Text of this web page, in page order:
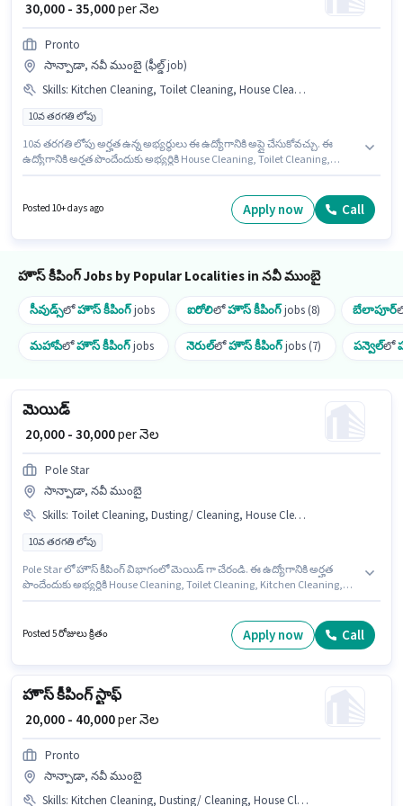
₹ 30,000 - 35,000per నెల
Pronto
సాన్పాడా, నవీ ముంబై (ఫీల్డ్ job)
Skills: Kitchen Cleaning, Toilet Cleaning, House Cleaning, Room/bed Making, Dusting/ Cleaning
10వ తరగతి లోపు
10వ తరగతి లోపు అర్హత ఉన్న అభ్యర్థులు ఈ ఉద్యోగానికి అప్లై చేసుకోవచ్చు. ఈ
ఉద్యోగానికి అర్హత పొందేందుకు అభ్యర్థికి House Cleaning, Toilet Cleaning,
అనుకూలంగా ఉంటుంది. మీరు నెలకు ₹35000 వరకు సంపాదించవచ్చు. అదనపు
Insurance, Medical Benefits లు ఉద్యోగ స్థాయి మరియు కంపెనీ పాలసీలపై
Posted 10+ days ago Apply now Call
హౌస్ కీపింగ్ Jobs by Popular Localities in నవీ ముంబై
సీవుడ్స్లోహౌస్ కీపింగ్jobs ఐరోలిలోహౌస్ కీపింగ్jobs (8) బేలాపూర్
మహాపేలోహౌస్ కీపింగ్jobs నెరుల్లోహౌస్ కీపింగ్jobs (7) పన్వెల్లో
మెయిడ్
₹ 20,000 - 30,000per నెల
Pole Star
సాన్పాడా, నవీ ముంబై
Skills: Toilet Cleaning, Dusting/ Cleaning, House Cleaning, Kitchen Cleaning
10వ తరగతి లోపు
Pole Star లో హౌస్ కీపింగ్ విభాగంలో మెయిడ్ గా చేరండి. ఈ ఉద్యోగానికి అర్హత
పొందేందుకు అభ్యర్థికి House Cleaning, Toilet Cleaning, Kitchen Cleaning,
ఉన్నాయి. ఈ ఉద్యోగానికి 10వ తరగతి లోపు అర్హత ఉన్న అభ్యర్థులు దరఖాస్తు
చేయవచ్చు. ఈ ఉద్యోగానికి Fixed జీతం ఇవ్వబడుతుంది.
Posted 5 రోజులు క్రితం Apply now Call
హౌస్ కీపింగ్ స్టాఫ్
₹ 20,000 - 40,000per నెల
Pronto
సాన్పాడా, నవీ ముంబై
Skills: Kitchen Cleaning, Dusting/ Cleaning, House Cleaning, Toilet Cleaning